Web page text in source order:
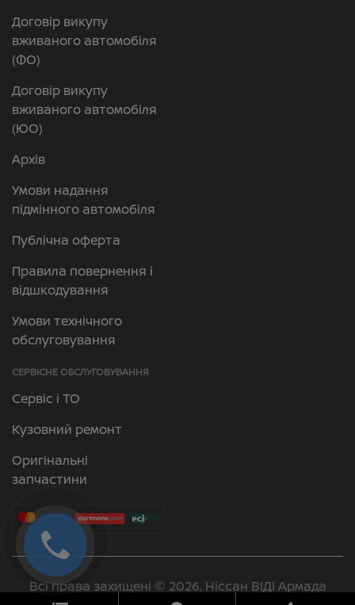
Договір викупу
вживаного автомобіля
(ФО)
Договір викупу
вживаного автомобіля
(ЮО)
Архів
Умови надання
підмінного автомобіля
Публічна оферта
Правила повернення і
відшкодування
Умови технічного
обслуговування
СЕРВІСНЕ ОБСЛУГОВУВАННЯ
Сервіс і ТО
Кузовний ремонт
Оригінальні
запчастини
Всі права захищені © 2026. Ніссан ВІДІ Армада